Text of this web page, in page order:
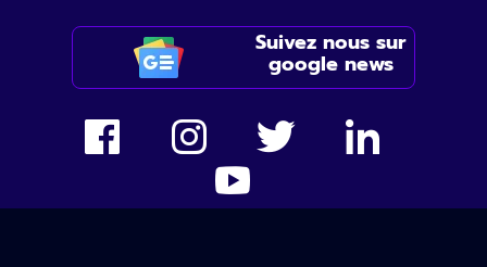
Suivez nous sur
google news